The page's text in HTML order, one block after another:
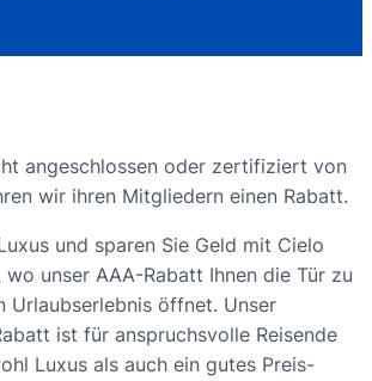
angeschlossen oder zertifiziert von
wir ihren Mitgliedern einen Rabatt.
und sparen Sie Geld mit Cielo
unser AAA-Rabatt Ihnen die Tür zu
Urlaubserlebnis öffnet. Unser
ist für anspruchsvolle Reisende
Luxus als auch ein gutes Preis-